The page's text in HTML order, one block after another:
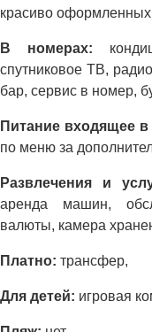
красиво
В номерах:
спутниковое ТВ,
бар, сервис в номер,
Питание входящее в
по меню за
Развлечения и
аренда машин,
валюты, камера
Платно: трансфер,
Для детей: игровая